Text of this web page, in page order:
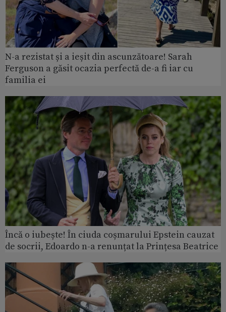
N-a rezistat și a ieșit din ascunzătoare! Sarah
Ferguson a găsit ocazia perfectă de-a fi iar cu
familia ei
Încă o iubește! În ciuda coșmarului Epstein cauzat
de socrii, Edoardo n-a renunțat la Prințesa Beatrice